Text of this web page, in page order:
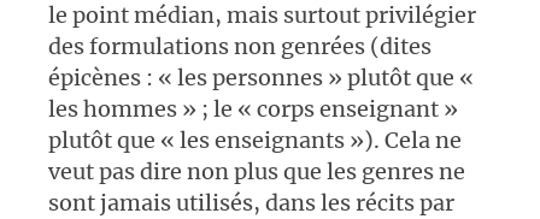
le point médian, mais surtout privilégier
des formulations non genrées (dites
épicènes : « les personnes » plutôt que «
les hommes » ; le « corps enseignant »
plutôt que « les enseignants »). Cela ne
veut pas dire non plus que les genres ne
sont jamais utilisés, dans les récits par